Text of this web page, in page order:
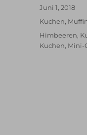
Veröffentlicht
Juni 1, 2018
Kategorien
Kuchen,
Schlagwörter
Himbeeren,
Kuchen, Mini-